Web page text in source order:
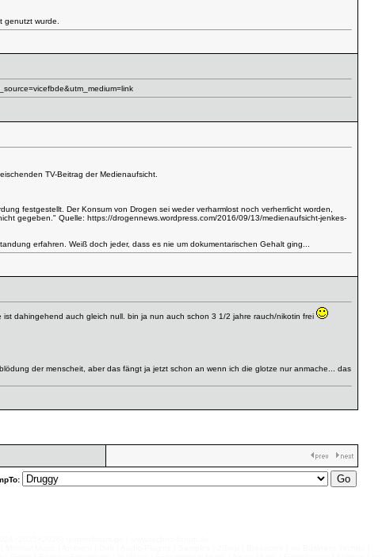
wurde.
TV-Beitrag der Medienaufsicht.
festgestellt. Der Konsum von Drogen sei weder verharmlost noch verherrlicht worden,
gegeben." Quelle: https://drogennews.wordpress.com/2016/09/13/medienaufsicht-jenkes-
erfahren. Weiß doch jeder, dass es nie um dokumentarischen Gehalt ging...
dahingehend auch gleich null. bin ja nun auch schon 3 1/2 jahre rauch/nikotin frei
der menscheit, aber das fängt ja jetzt schon an wenn ich die glotze nur anmache... das